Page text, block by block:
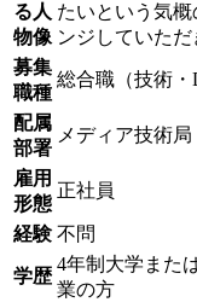
る人
物像
たいという気
ンジしていただ
募集
職種
総合職（技術・
配属
部署
メディア技術局
雇用
形態
正社員
経験 不問
学歴
4年制大学また
業の方